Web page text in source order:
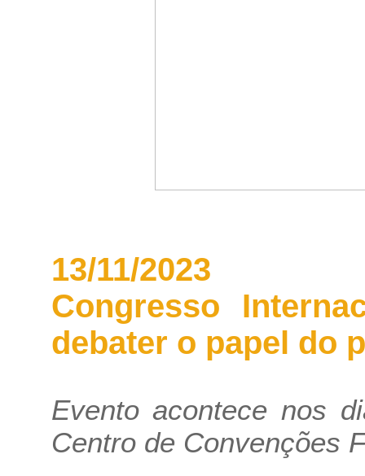
13/11/2023
Congresso
debater o papel do
Evento acontece nos
Centro de Convenções